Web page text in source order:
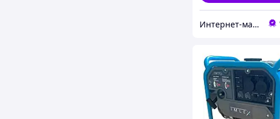
Интернет-магазин ELEKTROMAG